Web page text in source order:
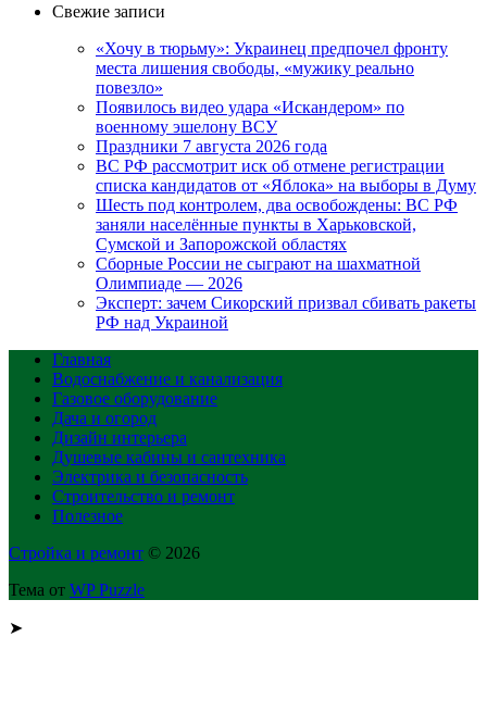
Свежие записи
«Хочу в тюрьму»: Украинец предпочел фронту
места лишения свободы, «мужику реально
повезло»
Появилось видео удара «Искандером» по
военному эшелону ВСУ
Праздники 7 августа 2026 года
ВС РФ рассмотрит иск об отмене регистрации
списка кандидатов от «Яблока» на выборы в Думу
Шесть под контролем, два освобождены: ВС РФ
заняли населённые пункты в Харьковской,
Сумской и Запорожской областях
Сборные России не сыграют на шахматной
Олимпиаде — 2026
Эксперт: зачем Сикорский призвал сбивать ракеты
РФ над Украиной
Главная
Водоснабжение и канализация
Газовое оборудование
Дача и огород
Дизайн интерьера
Душевые кабины и сантехника
Электрика и безопасность
Строительство и ремонт
Полезное
Стройка и ремонт © 2026
Тема от WP Puzzle
➤